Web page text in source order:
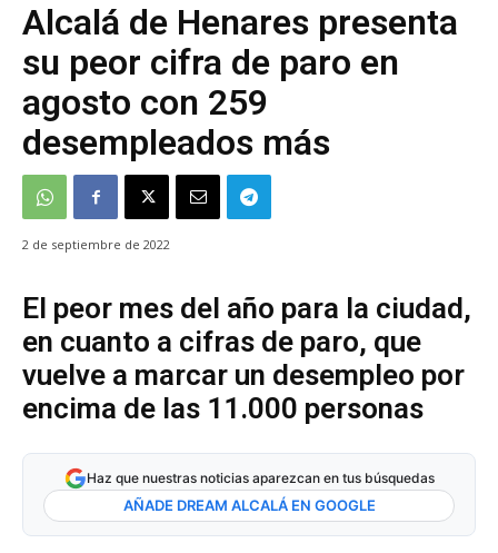
Alcalá de Henares presenta
su peor cifra de paro en
agosto con 259
desempleados más
2 de septiembre de 2022
El peor mes del año para la ciudad,
en cuanto a cifras de paro, que
vuelve a marcar un desempleo por
encima de las 11.000 personas
Haz que nuestras noticias aparezcan en tus búsquedas
AÑADE DREAM ALCALÁ EN GOOGLE